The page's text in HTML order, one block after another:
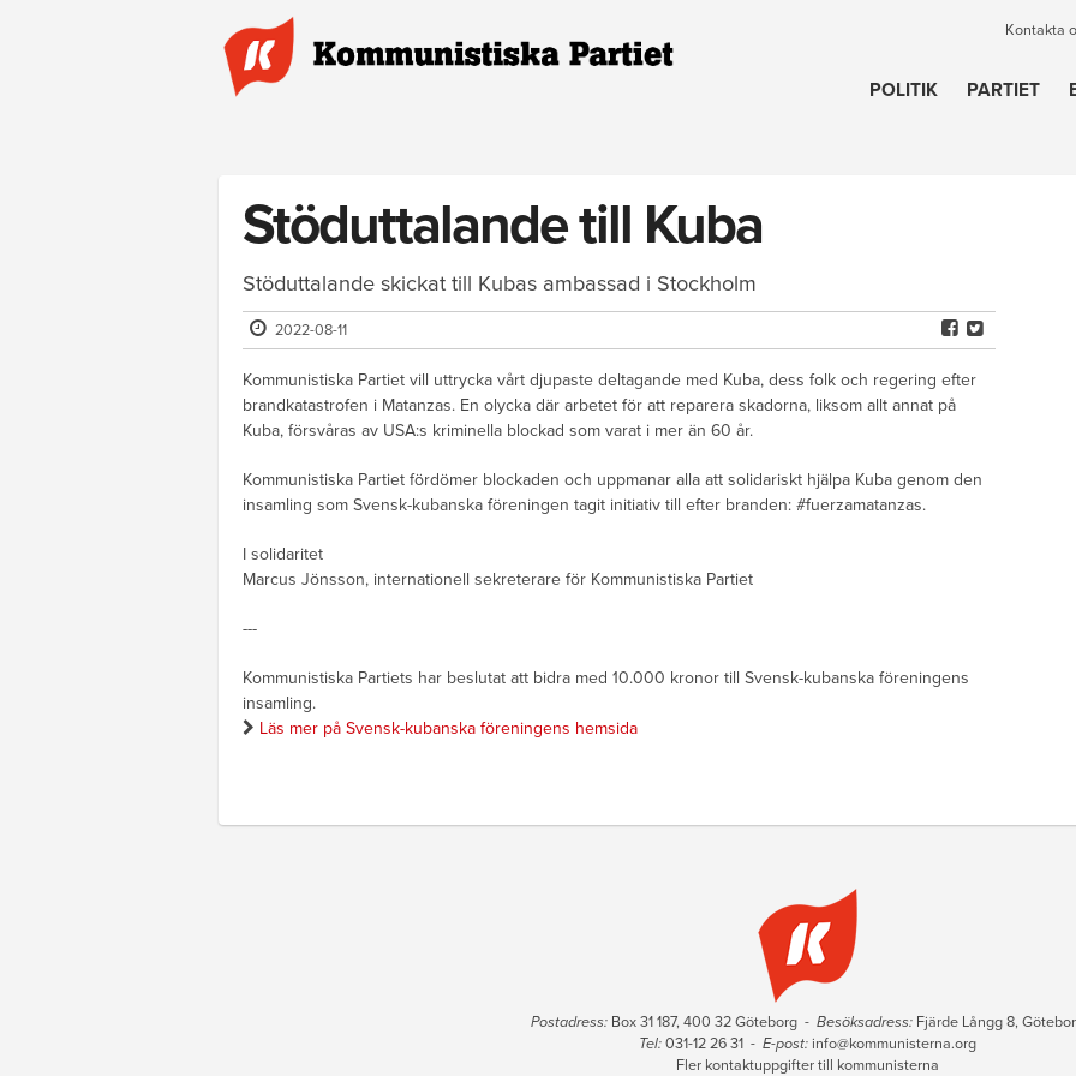
Kontakta
POLITIK PARTIET
Stöduttalande till Kuba
Stöduttalande skickat till Kubas ambassad i Stockholm
2022-08-11
Kommunistiska Partiet vill uttrycka vårt djupaste deltagande med Kuba, dess folk och regering efter
brandkatastrofen i Matanzas. En olycka där arbetet för att reparera skadorna, liksom allt annat på
Kuba, försvåras av USA:s kriminella blockad som varat i mer än 60 år.
Kommunistiska Partiet fördömer blockaden och uppmanar alla att solidariskt hjälpa Kuba genom den
insamling som Svensk-kubanska föreningen tagit initiativ till efter branden: #fuerzamatanzas.
I solidaritet
Marcus Jönsson, internationell sekreterare för Kommunistiska Partiet
---
Kommunistiska Partiets har beslutat att bidra med 10.000 kronor till Svensk-kubanska föreningens
insamling.
Läs mer på Svensk-kubanska föreningens hemsida
Postadress:Box 31 187, 400 32 Göteborg - Besöksadress:Fjärde Långg 8,
Tel:031-12 26 31 - E-post: info@kommunisterna.org
Fler kontaktuppgifter till kommunisterna